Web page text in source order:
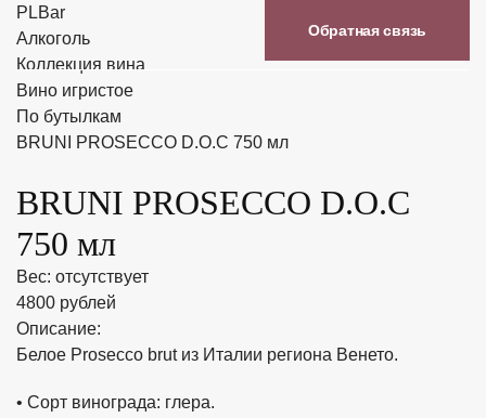
Обратная связь
PLBar
Алкоголь
Коллекция вина
Вино игристое
По бутылкам
BRUNI PROSECCO D.O.C 750 мл
BRUNI PROSECCO D.O.C
750 мл
Вес: отсутствует
4800 рублей
Описание:
Белое Prosecco brut из Италии региона Венето.
• Сорт винограда: глера.